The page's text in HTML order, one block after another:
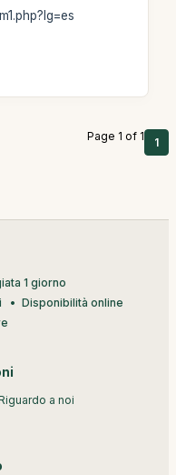
Page 1 of 1 1
1 giorno
Disponibilità online
a noi